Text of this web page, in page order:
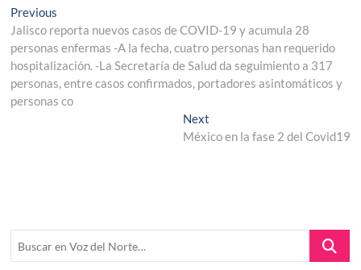
Navegación
de
entradas
Previous
post:
Jalisco reporta nuevos casos de COVID-19 y acumula 28
personas enfermas -A la fecha, cuatro personas han requerido
hospitalización. -La Secretaría de Salud da seguimiento a 317
personas, entre casos confirmados, portadores asintomáticos y
personas co
NextNext
post:
México en la fase 2 del Covid19
Buscar